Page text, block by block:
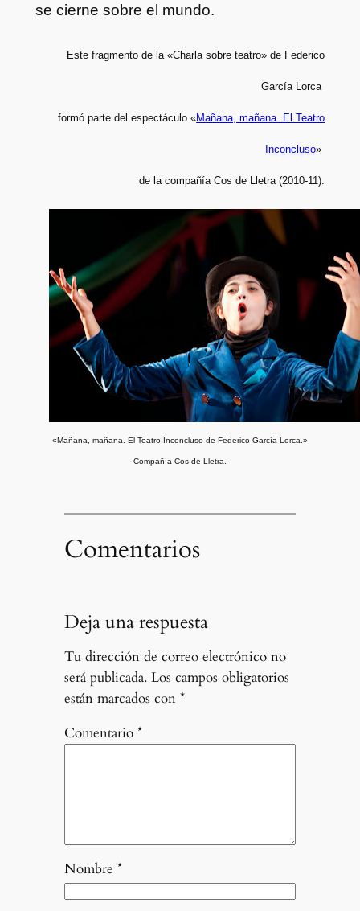
se cierne sobre el mundo.
Este fragmento de la «Charla sobre teatro» de Federico
García Lorca
formó parte del espectáculo «Mañana, mañana. El Teatro
Inconcluso»
de la compañía Cos de Lletra(2010-11).
«Mañana, mañana. El Teatro Inconcluso de Federico García Lorca.»
Compañía Cos de Lletra.
Comentarios
Deja una respuesta
Tu dirección de correo electrónico no
será publicada. Los campos obligatorios
están marcados con *
Comentario *
Nombre *